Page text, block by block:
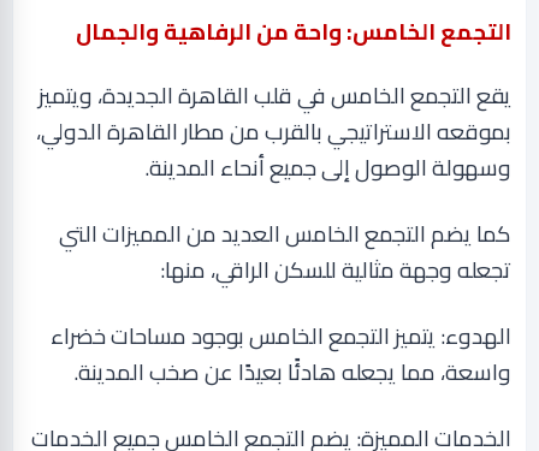
التجمع الخامس: واحة من الرفاهية والجمال
يقع التجمع الخامس في قلب القاهرة الجديدة، ويتميز
بموقعه الاستراتيجي بالقرب من مطار القاهرة الدولي،
وسهولة الوصول إلى جميع أنحاء المدينة.
كما يضم التجمع الخامس العديد من المميزات التي
تجعله وجهة مثالية للسكن الراقي، منها:
الهدوء: يتميز التجمع الخامس بوجود مساحات خضراء
واسعة، مما يجعله هادئًا بعيدًا عن صخب المدينة.
الخدمات المميزة: يضم التجمع الخامس جميع الخدمات